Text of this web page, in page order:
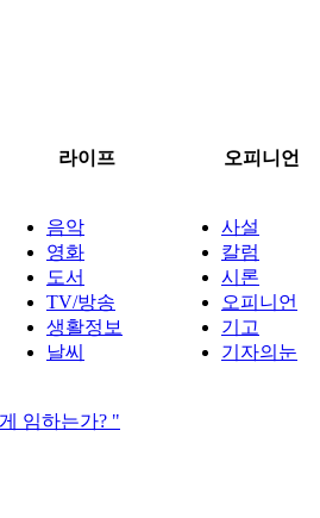
라이프 오피니언
음악
영화
도서
TV/방송
생활정보
날씨
사설
칼럼
시론
오피니언
기고
기자의눈
임하는가? "